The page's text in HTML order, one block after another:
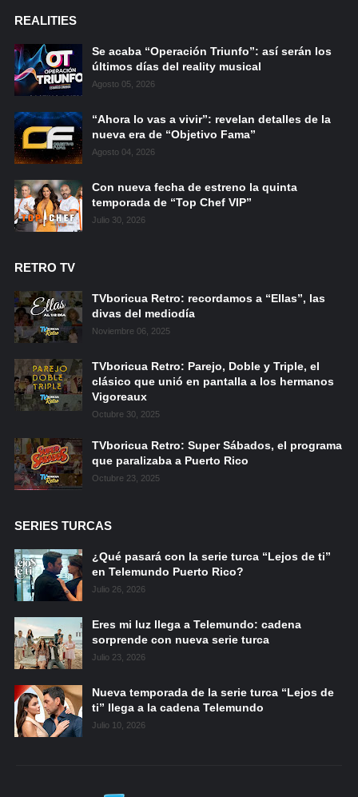
REALITIES
Se acaba “Operación Triunfo”: así serán los
últimos días del reality musical
Agosto 05, 2026
“Ahora lo vas a vivir”: revelan detalles de la
nueva era de “Objetivo Fama”
Agosto 04, 2026
Con nueva fecha de estreno la quinta
temporada de “Top Chef VIP”
Julio 30, 2026
RETRO TV
TVboricua Retro: recordamos a “Ellas”, las
divas del mediodía
Noviembre 06, 2025
TVboricua Retro: Parejo, Doble y Triple, el
clásico que unió en pantalla a los hermanos
Vigoreaux
Octubre 30, 2025
TVboricua Retro: Super Sábados, el programa
que paralizaba a Puerto Rico
Octubre 23, 2025
SERIES TURCAS
¿Qué pasará con la serie turca “Lejos de ti”
en Telemundo Puerto Rico?
Julio 26, 2026
Eres mi luz llega a Telemundo: cadena
sorprende con nueva serie turca
Julio 23, 2026
Nueva temporada de la serie turca “Lejos de
ti” llega a la cadena Telemundo
Julio 10, 2026